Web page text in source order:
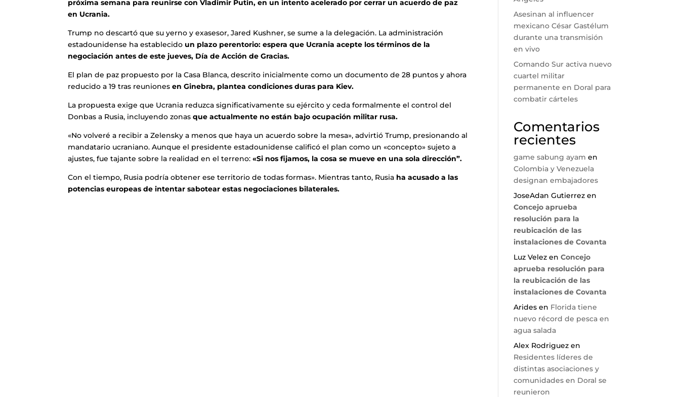
próxima semana para reunirse con Vladimir Putin, en un intento acelerado por cerrar un acuerdo de paz
en Ucrania.
Trump no descartó que su yerno y exasesor, Jared Kushner, se sume a la delegación. La administración
estadounidense ha establecido un plazo perentorio: espera que Ucrania acepte los términos de la
negociación antes de este jueves, Día de Acción de Gracias.
El plan de paz propuesto por la Casa Blanca, descrito inicialmente como un documento de 28 puntos y ahora
reducido a 19 tras reuniones en Ginebra, plantea condiciones duras para Kiev.
La propuesta exige que Ucrania reduzca significativamente su ejército y ceda formalmente el control del
Donbas a Rusia, incluyendo zonasque actualmente no están bajo ocupación militar rusa.
«No volveré a recibir a Zelensky a menos que haya un acuerdo sobre la mesa», advirtió Trump, presionando al
mandatario ucraniano. Aunque el presidente estadounidense calificó el plan como un «concepto» sujeto a
ajustes, fue tajante sobre la realidad en el terreno: «Si nos fijamos, la cosa se mueve en una sola dirección”.
Con el tiempo, Rusia podría obtener ese territorio de todas formas». Mientras tanto, Rusia ha acusado a las
potencias europeas de intentar sabotear estas negociaciones bilaterales.
Asesinan al influencer
mexicano César Gastélum
durante una transmisión
en vivo
Comando Sur activa nuevo
cuartel militar
permanente en Doral para
combatir cárteles
Comentarios
recientes
game sabung ayam en
Colombia y Venezuela
designan embajadores
JoseAdan Gutierrez en
Concejo aprueba
resolución para la
reubicación de las
instalaciones de Covanta
Luz Velez enConcejo
aprueba resolución para
la reubicación de las
instalaciones de Covanta
Arides en Florida tiene
nuevo récord de pesca en
agua salada
Alex Rodriguez en
Residentes líderes de
distintas asociaciones y
comunidades en Doral se
reunieron